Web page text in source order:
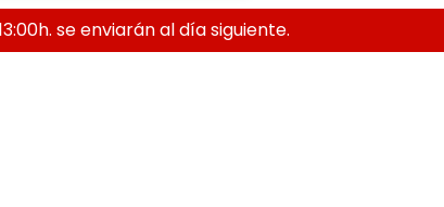
se enviarán al día siguiente.